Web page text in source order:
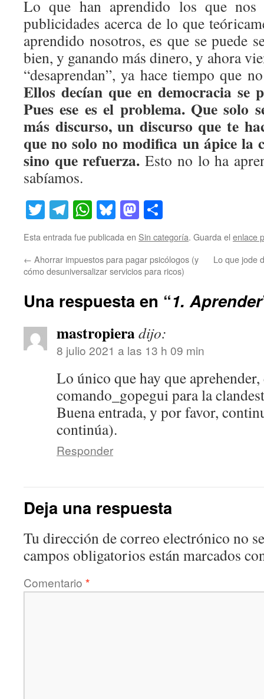
Lo que han aprendido los que nos
publicidades acerca de lo que
aprendido nosotros, es que se puede
bien, y ganando más dinero, y ahora
“desaprendan”, ya hace tiempo que
Ellos decían que en democracia se
Pues ese es el problema. Que solo
más discurso, un discurso que te
que no solo no modifica un ápice la
sino que refuerza. Esto no lo ha
sabíamos.
TwitterTelegram
WhatsApp
BlueskyMastodon
Esta entrada fue publicada en Sin categoría. Guarda el enlace
← Ahorrar impuestos para pagar psicólogos (y
cómo desuniversalizar servicios para ricos)
Lo que jode
Una respuesta en “1. Aprender
mastropieradijo:
8 julio 2021 a las 13 h 09 min
Lo único que hay que
comando_gopegui para la
Buena entrada, y por favor,
continúa).
Responder
Deja una respuesta
Tu dirección de correo electrónico no
campos obligatorios están marcados
Comentario *